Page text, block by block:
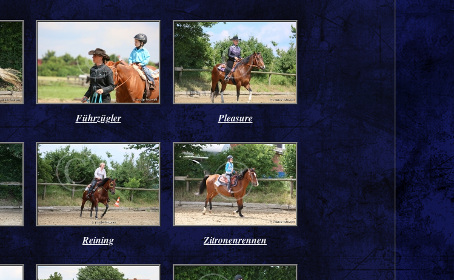
Führzügler Pleasure
Reining Zitronenrennen